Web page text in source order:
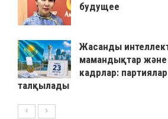
будущее
Жасанды
мамандықтар
кадрлар:
талқылады